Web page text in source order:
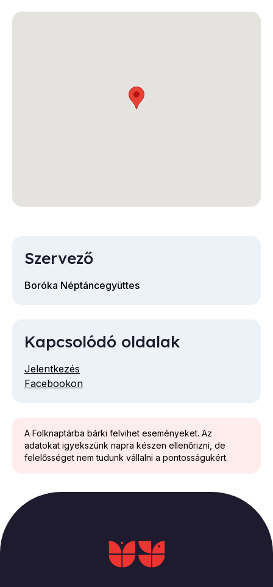
A Folknaptárba bárki felvihet eseményeket. Az
adatokat igyekszünk napra készen ellenőrizni, de
felelősséget nem tudunk vállalni a pontosságukért.
Szervező
Boróka Néptáncegyüttes
Kapcsolódó oldalak
Jelentkezés
Facebookon